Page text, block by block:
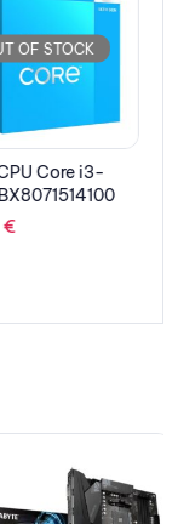
i3-
DELL
MT/i7-